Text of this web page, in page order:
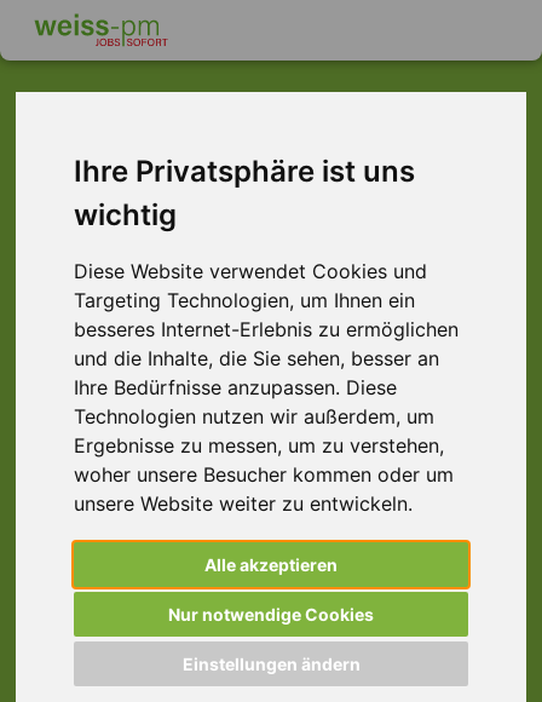
Ihre Privatsphäre ist uns
wichtig
Diese Website verwendet Cookies und
Targeting Technologien, um Ihnen ein
besseres Internet-Erlebnis zu ermöglichen
und die Inhalte, die Sie sehen, besser an
Ihre Bedürfnisse anzupassen. Diese
Technologien nutzen wir außerdem, um
Ergebnisse zu messen, um zu verstehen,
woher unsere Besucher kommen oder um
unsere Website weiter zu entwickeln.
Alle akzeptieren
Nur notwendige Cookies
Einstellungen ändern
Dieser Job ist leider
nicht mehr verfügbar ...
... aber vielleicht ist hier etwas dabei:
Lagerhelfer (m/w/d), Raum Aschaffenburg
63739 Aschaffenburg